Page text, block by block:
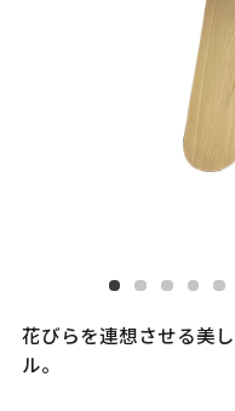
花びらを連想させる美
ル。